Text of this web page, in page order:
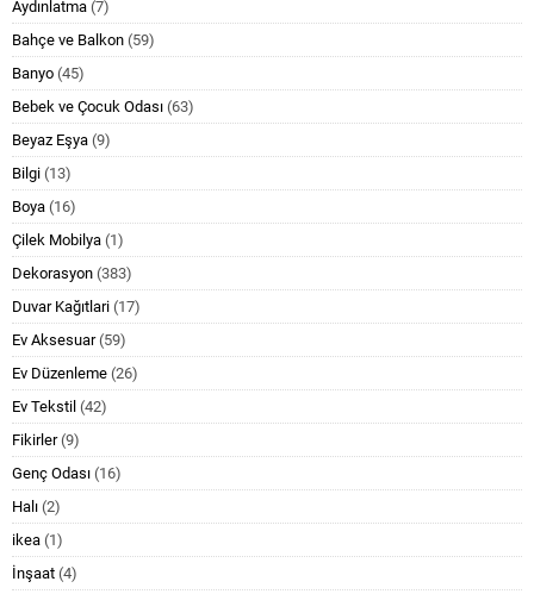
Aydınlatma (7)
Bahçe ve Balkon (59)
Banyo (45)
Bebek ve Çocuk Odası (63)
Beyaz Eşya (9)
Bilgi (13)
Boya (16)
Çilek Mobilya (1)
Dekorasyon (383)
Duvar Kağıtlari (17)
Ev Aksesuar(59)
Ev Düzenleme (26)
Ev Tekstil (42)
Fikirler(9)
Genç Odası (16)
Halı (2)
ikea (1)
İnşaat (4)